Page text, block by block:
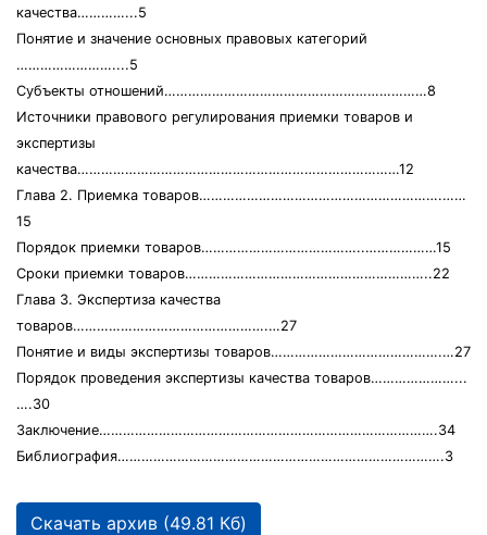
качества…………...5
Понятие и значение основных правовых категорий
……………………....5
Субъекты отношений…………………………………………………………8
Источники правового регулирования приемки товаров и
экспертизы
качества………………………………………………………………………12
Глава 2. Приемка товаров…………………………………………………….……
15
Порядок приемки товаров…………………………………..………………15
Сроки приемки товаров……………………………………………………..22
Глава 3. Экспертиза качества
товаров………………………………………….…27
Понятие и виды экспертизы товаров…………………………………….…27
Порядок проведения экспертизы качества товаров…………………...
….30
Заключение………………………………………………………………………….34
Библиография……………………………………………………………………….3
Скачать архив (49.81 Кб)